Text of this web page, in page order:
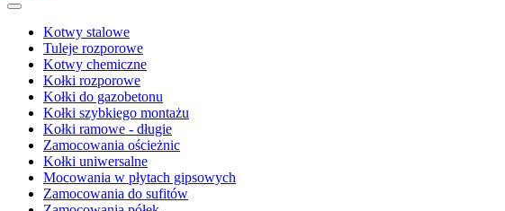
Kotwy stalowe
Tuleje rozporowe
Kotwy chemiczne
Kołki rozporowe
Kołki do gazobetonu
Kołki szybkiego montażu
Kołki ramowe - długie
Zamocowania ościeżnic
Kołki uniwersalne
Mocowania w płytach gipsowych
Zamocowania do sufitów